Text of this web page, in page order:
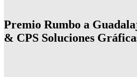
Premio Rumbo a
& CPS Soluciones